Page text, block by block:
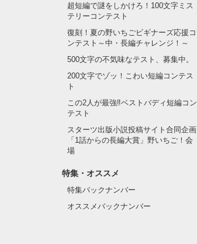
超短編で謎をしかけろ！100文字ミス
テリーコンテスト
復刻！夏の野いちごビギナーズ応援コ
ンテスト～中・長編チャレンジ！～
500文字の不気味なテスト、募集中。
200文字でゾッ！こわい短編コンテス
ト
この2人が最強‼ベストバディ短編コン
テスト
スターツ出版小説投稿サイト合同企画
「1話からの長編大賞」野いちご！会
場
特集・オススメ
特集バックナンバー
オススメバックナンバー